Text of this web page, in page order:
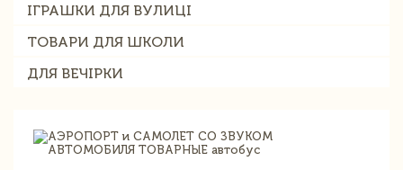
ІГРАШКИ ДЛЯ ВУЛИЦІ
ТОВАРИ ДЛЯ ШКОЛИ
ДЛЯ ВЕЧІРКИ